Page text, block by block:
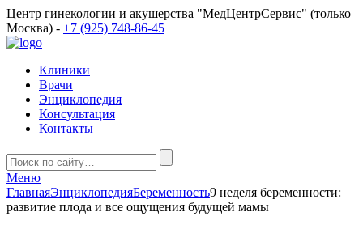
Центр гинекологии и акушерства "МедЦентрСервис" (только
Москва) - +7 (925) 748-86-45
Клиники
Врачи
Энциклопедия
Консультация
Контакты
Меню
ГлавнаяЭнциклопедияБеременность9 неделя беременности:
развитие плода и все ощущения будущей мамы